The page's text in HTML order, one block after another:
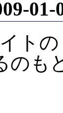
01-
ト
のも